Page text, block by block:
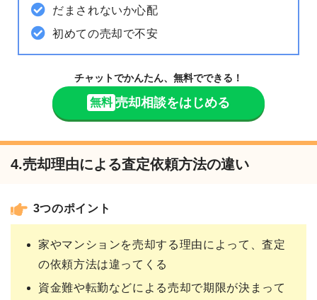
だまされないか心配
初めての売却で不安
チャットでかんたん、無料でできる！
無料 売却相談をはじめる
4.売却理由による査定依頼方法の違い
3つのポイント
家やマンションを売却する理由によって、査定
の依頼方法は違ってくる
資金難や転勤などによる売却で期限が決まって